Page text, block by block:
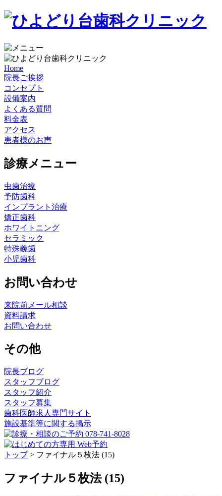
Home
院長ご挨拶
コンセプト
設備案内
よくある質問
料金表
アクセス
患者様のお声
診療メニュー
虫歯治療
予防歯科
インプラント治療
矯正歯科
ホワイトニング
セラミック
特殊義歯
小児歯科
お問い合わせ
来院前メール相談
資料請求
お問い合わせ
その他
院長ブログ
スタッフブログ
スタッフ紹介
スタッフ募集
歯科医師求人専門サイト
施設基準等に関する掲示
トップ> ファイナル５枚法 (15)
ファイナル５枚法 (15)